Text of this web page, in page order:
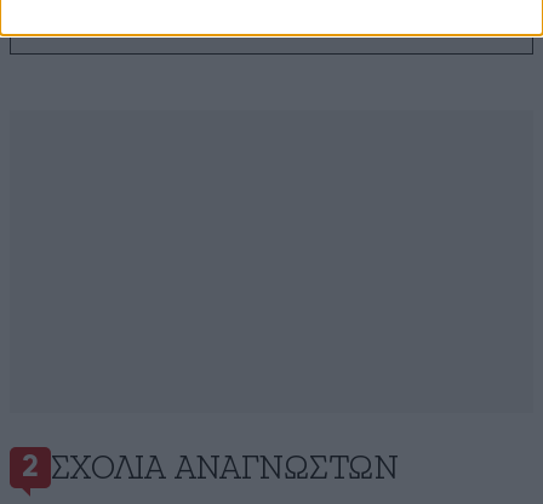
2 ΣΧΌΛΙΑ ΑΝΑΓΝΩΣΤΏΝ